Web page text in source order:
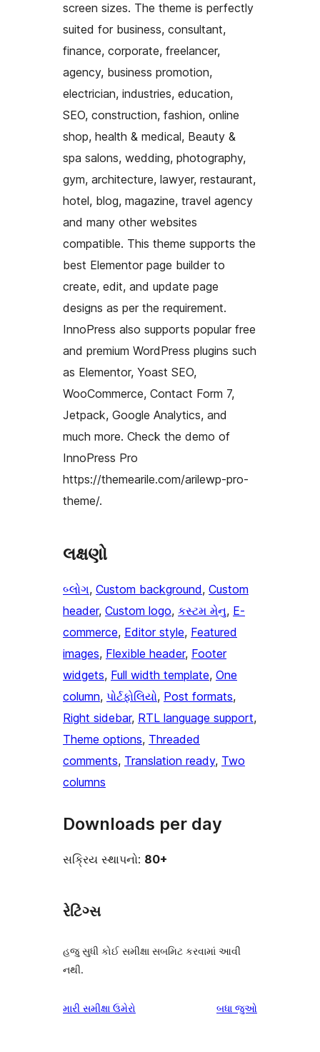
screen sizes. The theme is perfectly
suited for business, consultant,
finance, corporate, freelancer,
agency, business promotion,
electrician, industries, education,
SEO, construction, fashion, online
shop, health & medical, Beauty &
spa salons, wedding, photography,
gym, architecture, lawyer, restaurant,
hotel, blog, magazine, travel agency
and many other websites
compatible. This theme supports the
best Elementor page builder to
create, edit, and update page
designs as per the requirement.
InnoPress also supports popular free
and premium WordPress plugins such
as Elementor, Yoast SEO,
WooCommerce, Contact Form 7,
Jetpack, Google Analytics, and
much more. Check the demo of
InnoPress Pro
https://themearile.com/arilewp-pro-
theme/.
લક્ષણો
બ્લોગ, Custom background, Custom
header, Custom logo, કસ્ટમ મેનુ, E-
commerce, Editor style, Featured
images, Flexible header, Footer
widgets, Full width template, One
column, પોર્ટફોલિયો, Post formats
Right sidebar, RTL language support
Theme options, Threaded
comments, Translation ready, Two
columns
Downloads per day
સક્રિય સ્થાપનો: 80+
રેટિંગ્સ
હજુ સુધી કોઈ સમીક્ષા સબમિટ કરવામાં આવી
નથી.
મારી સમીક્ષા ઉમેરો બધા સમીક્ષાઓ
જુઓ